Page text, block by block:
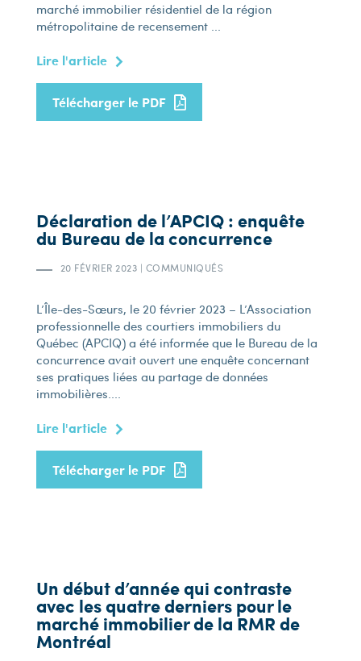
marché immobilier résidentiel de la région
métropolitaine de recensement ...
Lire l'article
Télécharger le PDF
Déclaration de l’APCIQ : enquête
du Bureau de la concurrence
20 FÉVRIER 2023 | COMMUNIQUÉS
L’Île-des-Sœurs, le 20 février 2023 – L’Association
professionnelle des courtiers immobiliers du
Québec (APCIQ) a été informée que le Bureau de la
concurrence avait ouvert une enquête concernant
ses pratiques liées au partage de données
immobilières....
Lire l'article
Télécharger le PDF
Un début d’année qui contraste
avec les quatre derniers pour le
marché immobilier de la RMR de
Montréal